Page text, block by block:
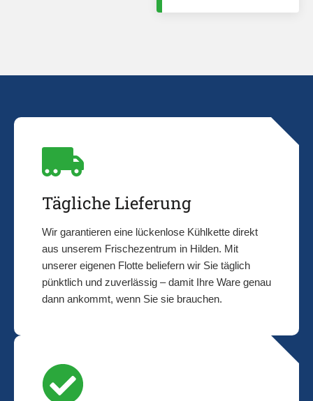
Tägliche Lieferung
Wir garantieren eine lückenlose Kühlkette direkt
aus unserem Frischezentrum in Hilden. Mit
unserer eigenen Flotte beliefern wir Sie täglich
pünktlich und zuverlässig – damit Ihre Ware genau
dann ankommt, wenn Sie sie brauchen.